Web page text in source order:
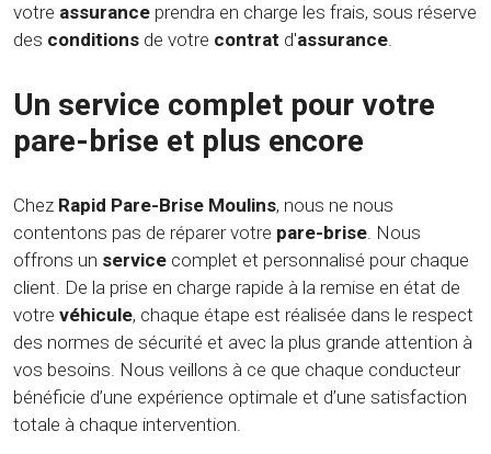
votre assurance prendra en charge les frais, sous réserve
des conditions de votre contrat d'assurance.
Un service complet pour votre
pare-brise et plus encore
Chez Rapid Pare-Brise Moulins, nous ne nous
contentons pas de réparer votre pare-brise. Nous
offrons un service complet et personnalisé pour chaque
client. De la prise en charge rapide à la remise en état de
votre véhicule, chaque étape est réalisée dans le respect
des normes de sécurité et avec la plus grande attention à
vos besoins. Nous veillons à ce que chaque conducteur
bénéficie d’une expérience optimale et d’une satisfaction
totale à chaque intervention.